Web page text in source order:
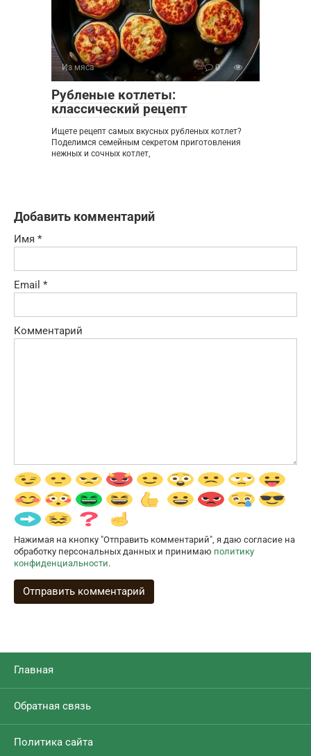
Из мяса 0
Рубленые котлеты:
классический рецепт
Ищете рецепт самых вкусных рубленых котлет?
Поделимся семейным секретом приготовления
нежных и сочных котлет,
Добавить комментарий
Имя *
Email *
Комментарий
Нажимая на кнопку "Отправить комментарий", я даю согласие на
обработку персональных данных и принимаю политику
конфиденциальности.
Главная
Обратная связь
Политика сайта